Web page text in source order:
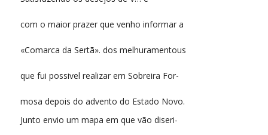
com o maior prazer que venho informar a
«Comarca da Sertã». dos melhuramentous
que fui possivel realizar em Sobreira For-
mosa depois do advento do Estado Novo.
Junto envio um mapa em que vão diseri-